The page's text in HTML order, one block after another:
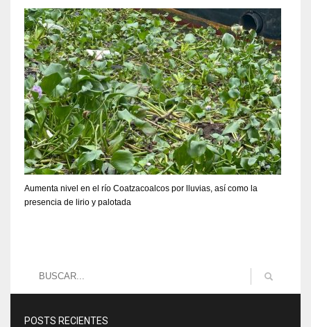
Aumenta nivel en el río Coatzacoalcos por lluvias, así como la
presencia de lirio y palotada
POSTS RECIENTES